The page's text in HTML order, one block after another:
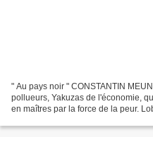
" Au pays noir " CONSTANTIN
pollueurs, Yakuzas de l'économie,
en maîtres par la force de la peur.